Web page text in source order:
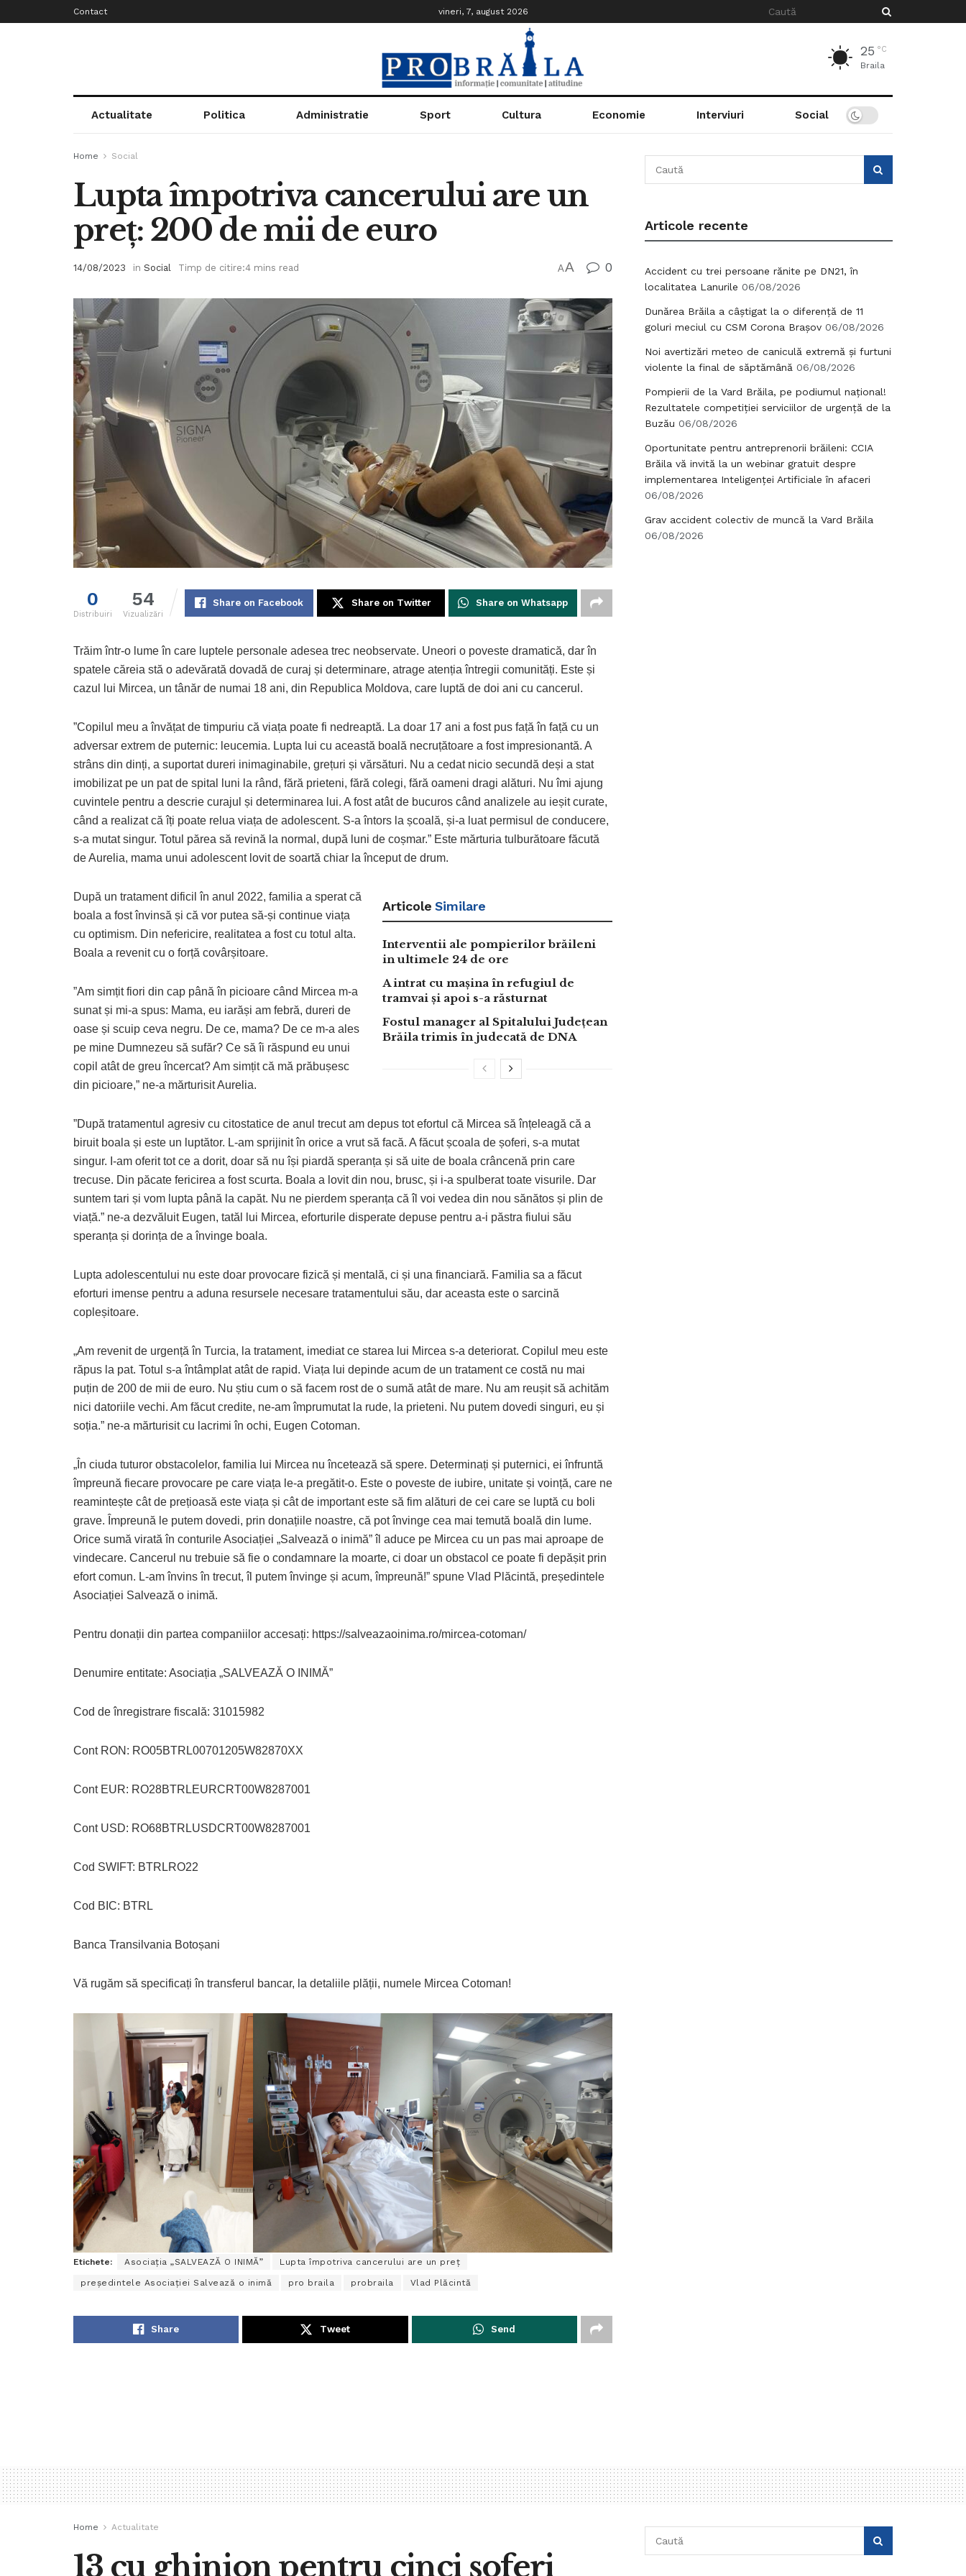
Contact vineri, 7, august 2026
25 °C
Braila
Actualitate Politica Administratie Sport Cultura Economie Interviuri Social
Home Social
Lupta împotriva cancerului are un
preț: 200 de mii de euro
14/08/2023 in Social Timp de citire:4 mins read AA 0
0
Distribuiri
54
Vizualizări
Share on Facebook Share on Twitter Share on Whatsapp
Trăim într-o lume în care luptele personale adesea trec neobservate. Uneori o poveste dramatică, dar în
spatele căreia stă o adevărată dovadă de curaj și determinare, atrage atenția întregii comunități. Este și
cazul lui Mircea, un tânăr de numai 18 ani, din Republica Moldova, care luptă de doi ani cu cancerul.
”Copilul meu a învățat de timpuriu că viața poate fi nedreaptă. La doar 17 ani a fost pus față în față cu un
adversar extrem de puternic: leucemia. Lupta lui cu această boală necruțătoare a fost impresionantă. A
strâns din dinți, a suportat dureri inimaginabile, grețuri și vărsături. Nu a cedat nicio secundă deși a stat
imobilizat pe un pat de spital luni la rând, fără prieteni, fără colegi, fără oameni dragi alături. Nu îmi ajung
cuvintele pentru a descrie curajul și determinarea lui. A fost atât de bucuros când analizele au ieșit curate,
când a realizat că îți poate relua viața de adolescent. S-a întors la școală, și-a luat permisul de conducere,
s-a mutat singur. Totul părea să revină la normal, după luni de coșmar.” Este mărturia tulburătoare făcută
de Aurelia, mama unui adolescent lovit de soartă chiar la început de drum.
Articole Similare
Interventii ale pompierilor brăileni
in ultimele 24 de ore
A intrat cu mașina în refugiul de
tramvai și apoi s-a răsturnat
Fostul manager al Spitalului Județean
Brăila trimis în judecată de DNA
După un tratament dificil în anul 2022, familia a sperat că
boala a fost învinsă și că vor putea să-și continue viața
cu optimism. Din nefericire, realitatea a fost cu totul alta.
Boala a revenit cu o forță covârșitoare.
”Am simțit fiori din cap până în picioare când Mircea m-a
sunat și mi-a spus: Mama, eu iarăși am febră, dureri de
oase și scuip ceva negru. De ce, mama? De ce m-a ales
pe mine Dumnezeu să sufăr? Ce să îi răspund eu unui
copil atât de greu încercat? Am simțit că mă prăbușesc
din picioare,” ne-a mărturisit Aurelia.
”După tratamentul agresiv cu citostatice de anul trecut am depus tot efortul că Mircea să înțeleagă că a
biruit boala și este un luptător. L-am sprijinit în orice a vrut să facă. A făcut școala de șoferi, s-a mutat
singur. I-am oferit tot ce a dorit, doar să nu își piardă speranța și să uite de boala crâncenă prin care
trecuse. Din păcate fericirea a fost scurta. Boala a lovit din nou, brusc, și i-a spulberat toate visurile. Dar
suntem tari și vom lupta până la capăt. Nu ne pierdem speranța că îl voi vedea din nou sănătos și plin de
viață.” ne-a dezvăluit Eugen, tatăl lui Mircea, eforturile disperate depuse pentru a-i păstra fiului său
speranța și dorința de a învinge boala.
Lupta adolescentului nu este doar provocare fizică și mentală, ci și una financiară. Familia sa a făcut
eforturi imense pentru a aduna resursele necesare tratamentului său, dar aceasta este o sarcină
copleșitoare.
„Am revenit de urgență în Turcia, la tratament, imediat ce starea lui Mircea s-a deteriorat. Copilul meu este
răpus la pat. Totul s-a întâmplat atât de rapid. Viața lui depinde acum de un tratament ce costă nu mai
puțin de 200 de mii de euro. Nu știu cum o să facem rost de o sumă atât de mare. Nu am reușit să achităm
nici datoriile vechi. Am făcut credite, ne-am împrumutat la rude, la prieteni. Nu putem dovedi singuri, eu și
soția.” ne-a mărturisit cu lacrimi în ochi, Eugen Cotoman.
„În ciuda tuturor obstacolelor, familia lui Mircea nu încetează să spere. Determinați și puternici, ei înfruntă
împreună fiecare provocare pe care viața le-a pregătit-o. Este o poveste de iubire, unitate și voință, care ne
reamintește cât de prețioasă este viața și cât de important este să fim alături de cei care se luptă cu boli
grave. Împreună le putem dovedi, prin donațiile noastre, că pot învinge cea mai temută boală din lume.
Orice sumă virată în conturile Asociației „Salvează o inimă” îl aduce pe Mircea cu un pas mai aproape de
vindecare. Cancerul nu trebuie să fie o condamnare la moarte, ci doar un obstacol ce poate fi depășit prin
efort comun. L-am învins în trecut, îl putem învinge și acum, împreună!” spune Vlad Plăcintă, președintele
Asociației Salvează o inimă.
Pentru donații din partea companiilor accesați: https://salveazaoinima.ro/mircea-cotoman/
Denumire entitate: Asociația „SALVEAZĂ O INIMĂ”
Cod de înregistrare fiscală: 31015982
Cont RON: RO05BTRL00701205W82870XX
Cont EUR: RO28BTRLEURCRT00W8287001
Cont USD: RO68BTRLUSDCRT00W8287001
Cod SWIFT: BTRLRO22
Cod BIC: BTRL
Banca Transilvania Botoșani
Vă rugăm să specificați în transferul bancar, la detaliile plății, numele Mircea Cotoman!
Etichete: Asociația „SALVEAZĂ O INIMĂ” Lupta împotriva cancerului are un preț
președintele Asociației Salvează o inimă pro braila probraila Vlad Plăcintă
Share Tweet Send
Articole recente
Accident cu trei persoane rănite pe DN21, în
localitatea Lanurile 06/08/2026
Dunărea Brăila a câștigat la o diferență de 11
goluri meciul cu CSM Corona Brașov 06/08/2026
Noi avertizări meteo de caniculă extremă și furtuni
violente la final de săptămână 06/08/2026
Pompierii de la Vard Brăila, pe podiumul național!
Rezultatele competiției serviciilor de urgență de la
Buzău 06/08/2026
Oportunitate pentru antreprenorii brăileni: CCIA
Brăila vă invită la un webinar gratuit despre
implementarea Inteligenței Artificiale în afaceri
06/08/2026
Grav accident colectiv de muncă la Vard Brăila
06/08/2026
Home Actualitate
13 cu ghinion pentru cinci șoferi